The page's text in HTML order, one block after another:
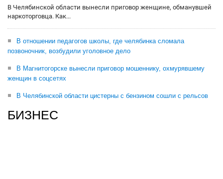
В Челябинской области вынесли приговор женщине, обманувшей
наркоторговца. Как...
В отношении педагогов школы, где челябинка сломала
позвоночник, возбудили уголовное дело
В Магнитогорске вынесли приговор мошеннику, охмурявшему
женщин в соцсетях
В Челябинской области цистерны с бензином сошли с рельсов
БИЗНЕС